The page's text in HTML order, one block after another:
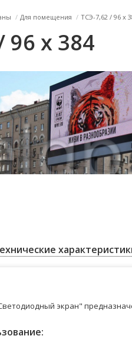
/ Для помещения / ТСЭ-7,62 / 96 x
96 x 384
экран"